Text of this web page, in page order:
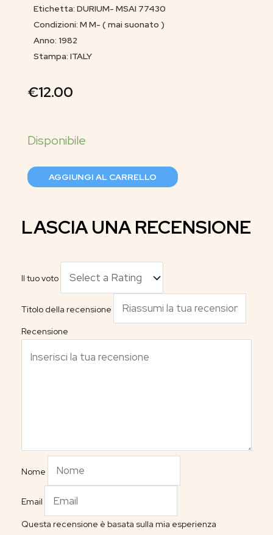
Etichetta: DURIUM- MSAI 77430
Condizioni: M M- ( mai suonato )
Anno: 1982
Stampa: ITALY
€12.00
AGGIUNGI AL CARRELLO
LASCIA UNA RECENSIONE
Il tuo voto
Titolo della recensione
Recensione
Nome
Email
Questa recensione è basata sulla mia esperienza